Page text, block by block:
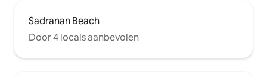
Sadranan Beach
Door 4 locals aanbevolen